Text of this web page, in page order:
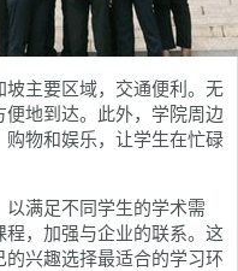
主要区域，交通便利。无
地到达。此外，学院周边
物和娱乐，让学生在忙碌
满足不同学生的学术需
，加强与企业的联系。这
兴趣选择最适合的学习环